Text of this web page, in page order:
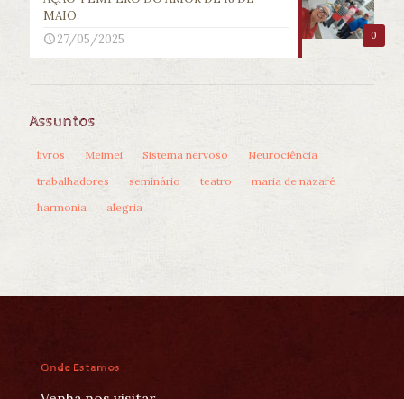
0
MAIO
27/05/2025
Assuntos
livros Meimei Sistema nervoso
Neurociência
trabalhadores
seminário teatro
maria de nazaré
harmonia
alegria
Onde Estamos